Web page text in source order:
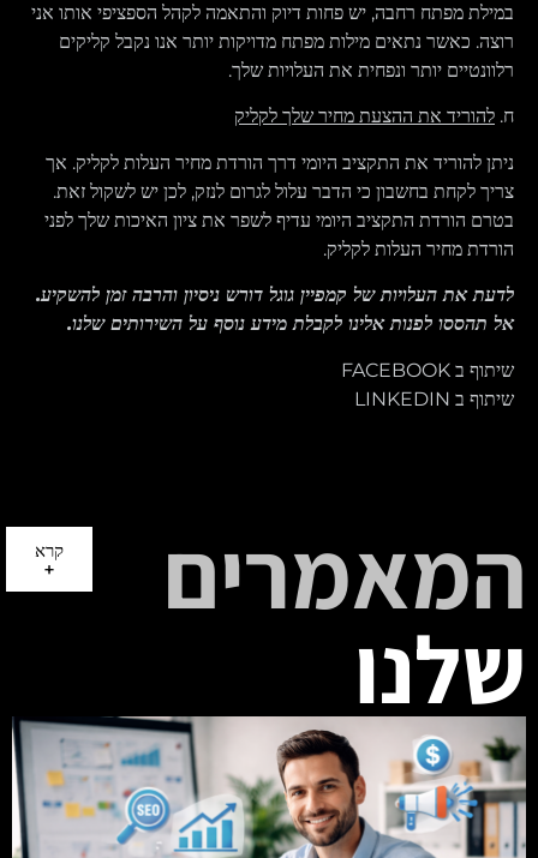
במילת מפתח רחבה, יש פחות דיוק והתאמה לקהל הספציפי אותו אני
רוצה. כאשר נתאים מילות מפתח מדויקות יותר אנו נקבל קליקים
רלוונטיים יותר ונפחית את העלויות שלך.
ח. להוריד את ההצעת מחיר שלך לקליק
ניתן להוריד את התקציב היומי דרך הורדת מחיר העלות לקליק. אך
צריך לקחת בחשבון כי הדבר עלול לגרום לנזק, לכן יש לשקול זאת.
בטרם הורדת התקציב היומי עדיף לשפר את ציון האיכות שלך לפני
הורדת מחיר העלות לקליק.
לדעת את העלויות של קמפיין גוגל דורש ניסיון והרבה זמן להשקיע.
אל תהססו לפנות אלינו לקבלת מידע נוסף על השירותים שלנו.
שיתוף ב FACEBOOK
שיתוף ב LINKEDIN
המאמרים
שלנו
קרא
+